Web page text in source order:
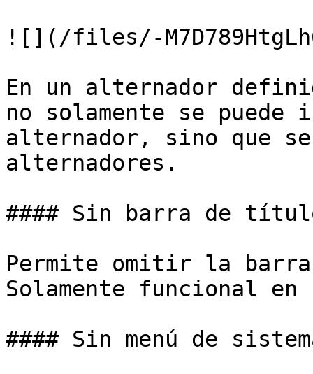
![](/files/-
En un alternador
no solamente se
alternador, sino que
alternadores.
#### Sin barra de
Permite omitir la
Solamente funcional
#### Sin menú de